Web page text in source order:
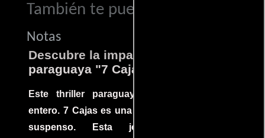
También te puede interesar...
Notas
Descubre la impactante película
paraguaya "7 Cajas"
Este thriller paraguayo cautivó al mundo
entero. 7 Cajas es una explosión de acción y
suspenso. Esta joya cinematográfica